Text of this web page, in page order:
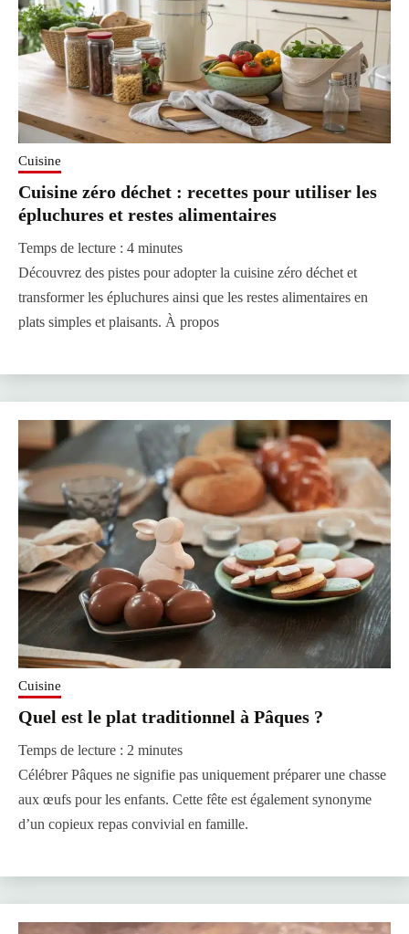
Cuisine
Cuisine zéro déchet : recettes pour utiliser les
épluchures et restes alimentaires
Temps de lecture : 4 minutes
Découvrez des pistes pour adopter la cuisine zéro déchet et
transformer les épluchures ainsi que les restes alimentaires en
plats simples et plaisants. À propos
Cuisine
Quel est le plat traditionnel à Pâques ?
Temps de lecture : 2 minutes
Célébrer Pâques ne signifie pas uniquement préparer une chasse
aux œufs pour les enfants. Cette fête est également synonyme
d’un copieux repas convivial en famille.